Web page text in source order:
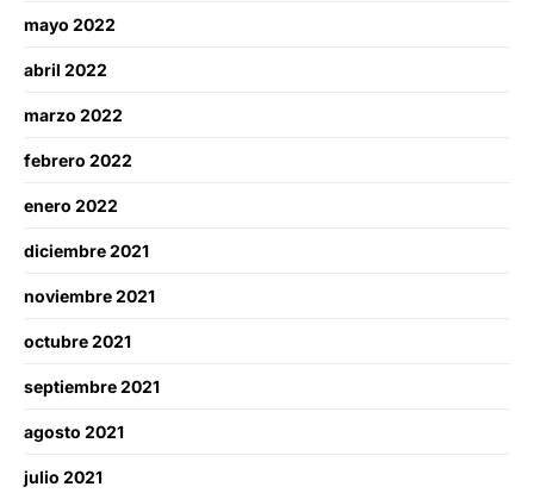
mayo 2022
abril 2022
marzo 2022
febrero 2022
enero 2022
diciembre 2021
noviembre 2021
octubre 2021
septiembre 2021
agosto 2021
julio 2021